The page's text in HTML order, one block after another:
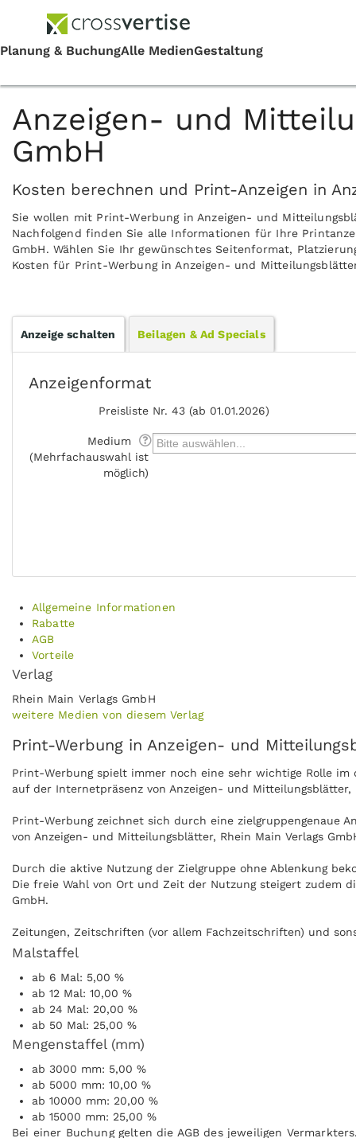
Anzeigen- und
GmbH
Kosten berechnen und Print-Anzeigen in
Sie wollen mit Print-Werbung in Anzeigen- und
Nachfolgend finden Sie alle Informationen für Ihre
GmbH. Wählen Sie Ihr gewünschtes Seitenformat,
Kosten für Print-Werbung in Anzeigen- und
Anzeige schalten Beilagen & Ad Specials
Anzeigenformat
Preisliste Nr. 43 (ab 01.01.2026)
Medium
(Mehrfachauswahl ist
möglich)
Allgemeine Informationen
Rabatte
AGB
Vorteile
Verlag
Rhein Main Verlags GmbH
weitere Medien von diesem Verlag
Print-Werbung in Anzeigen- und
Print-Werbung spielt immer noch eine sehr wichtige Rolle
auf der Internetpräsenz von Anzeigen- und
Print-Werbung zeichnet sich durch eine zielgruppengenaue
von Anzeigen- und Mitteilungsblätter, Rhein Main Verlags
Durch die aktive Nutzung der Zielgruppe ohne Ablenkung
Die freie Wahl von Ort und Zeit der Nutzung steigert zudem
GmbH.
Zeitungen, Zeitschriften (vor allem Fachzeitschriften) und
Mitteilungsblätter, Rhein Main Verlags GmbH länger und die
Anzeigen können zudem nachgeblättert und mitgenommen
elektronischen Medien. Anzeigen- und Mitteilungsblätter,
dem Weg zur Arbeit.
Malstaffel
ab 6 Mal: 5,00 %
ab 12 Mal: 10,00 %
ab 24 Mal: 20,00 %
ab 50 Mal: 25,00 %
Mengenstaffel (mm)
ab 3000 mm: 5,00 %
ab 5000 mm: 10,00 %
ab 10000 mm: 20,00 %
ab 15000 mm: 25,00 %
Bei einer Buchung gelten die AGB des jeweiligen